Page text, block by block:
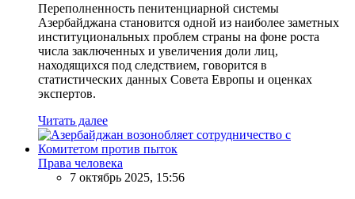
Переполненность пенитенциарной системы
Азербайджана становится одной из наиболее заметных
институциональных проблем страны на фоне роста
числа заключенных и увеличения доли лиц,
находящихся под следствием, говорится в
статистических данных Совета Европы и оценках
экспертов.
Читать далее
Права человека
7 октябрь 2025, 15:56